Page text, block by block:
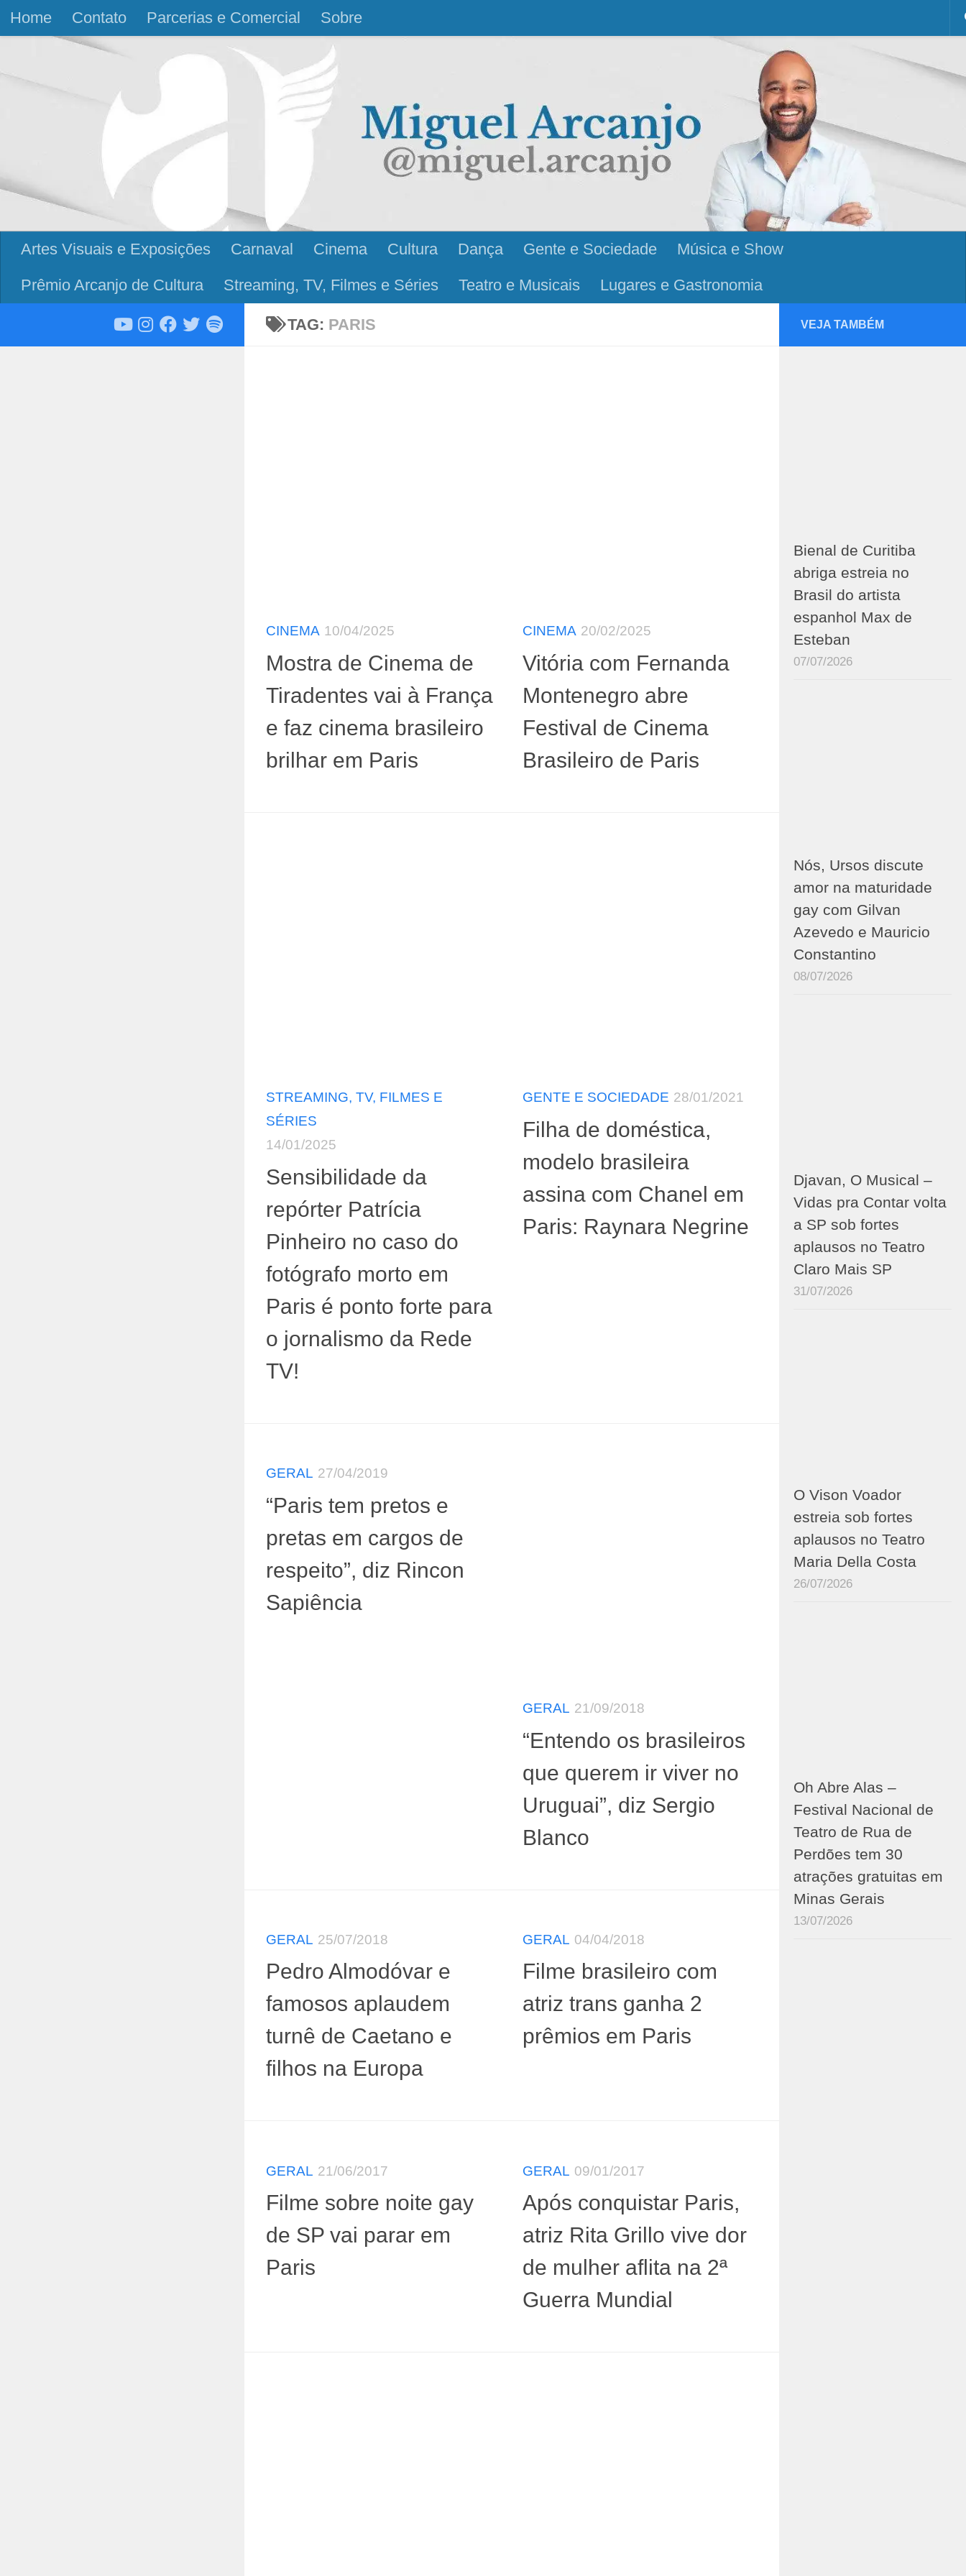
Skip to content
Home Contato Parcerias e Comercial Sobre
Artes Visuais e Exposições Carnaval Cinema Cultura Dança Gente e Sociedade
Música e Show
Prêmio Arcanjo de Cultura
Streaming, TV, Filmes e Séries Teatro e Musicais Lugares e Gastronomia
TAG: PARIS
CINEMA 10/04/2025
Mostra de Cinema de
Tiradentes vai à França
e faz cinema brasileiro
brilhar em Paris
CINEMA 20/02/2025
Vitória com Fernanda
Montenegro abre
Festival de Cinema
Brasileiro de Paris
STREAMING, TV, FILMES E
SÉRIES
14/01/2025
Sensibilidade da
repórter Patrícia
Pinheiro no caso do
fotógrafo morto em
Paris é ponto forte para
o jornalismo da Rede
TV!
GENTE E SOCIEDADE 28/01/2021
Filha de doméstica,
modelo brasileira
assina com Chanel em
Paris: Raynara Negrine
GERAL 27/04/2019
“Paris tem pretos e
pretas em cargos de
respeito”, diz Rincon
Sapiência
GERAL 21/09/2018
“Entendo os brasileiros
que querem ir viver no
Uruguai”, diz Sergio
Blanco
GERAL 25/07/2018
Pedro Almodóvar e
famosos aplaudem
turnê de Caetano e
filhos na Europa
GERAL 04/04/2018
Filme brasileiro com
atriz trans ganha 2
prêmios em Paris
GERAL 21/06/2017
Filme sobre noite gay
de SP vai parar em
Paris
GERAL 09/01/2017
Após conquistar Paris,
atriz Rita Grillo vive dor
de mulher aflita na 2ª
Guerra Mundial
VEJA TAMBÉM
Bienal de Curitiba
abriga estreia no
Brasil do artista
espanhol Max de
Esteban
07/07/2026
Nós, Ursos discute
amor na maturidade
gay com Gilvan
Azevedo e Mauricio
Constantino
08/07/2026
Djavan, O Musical –
Vidas pra Contar volta
a SP sob fortes
aplausos no Teatro
Claro Mais SP
31/07/2026
O Vison Voador
estreia sob fortes
aplausos no Teatro
Maria Della Costa
26/07/2026
Oh Abre Alas –
Festival Nacional de
Teatro de Rua de
Perdões tem 30
atrações gratuitas em
Minas Gerais
13/07/2026